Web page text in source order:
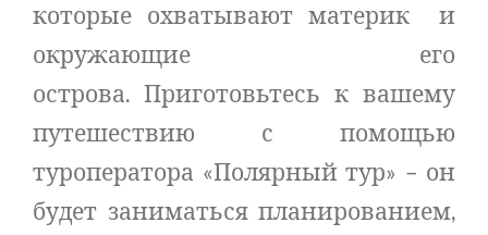
которые охватывают материк и
окружающие его
острова. Приготовьтесь к вашему
путешествию с помощью
туроператора «Полярный тур» – он
будет заниматься планированием,